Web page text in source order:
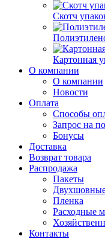
Скотч
Картонная
О компании
О компании
Новости
Оплата
Способы
Запрос на
Бонусы
Доставка
Возврат товара
Распродажа
Пакеты
Пленка
Расходные
Контакты